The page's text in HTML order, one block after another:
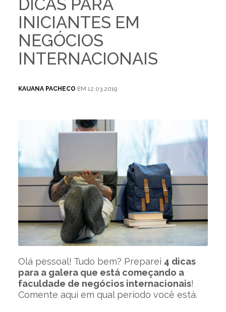
DICAS PARA
INICIANTES EM
NEGÓCIOS
INTERNACIONAIS
KAUANA PACHECO EM 12.03.2019
Olá pessoal! Tudo bem? Preparei 4 dicas
para a galera que está começando a
faculdade de negócios internacionais!
Comente aqui em qual período você está.